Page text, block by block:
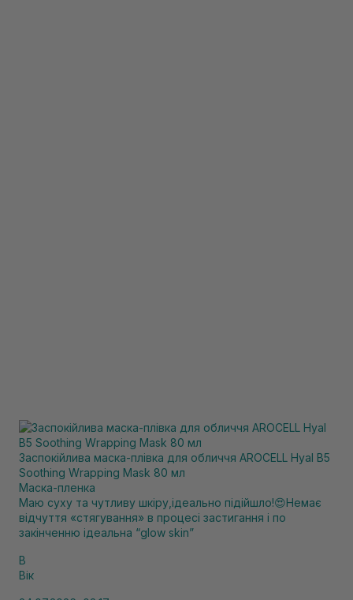
Заспокійлива маска-плівка для обличчя AROCELL Hyal B5
Soothing Wrapping Mask 80 мл
Маска-пленка
Маю суху та чутливу шкіру,ідеально підійшло!😍Немає
відчуття «стягування» в процесі застигання і по
закінченню ідеальна “glow skin”
В
Вік